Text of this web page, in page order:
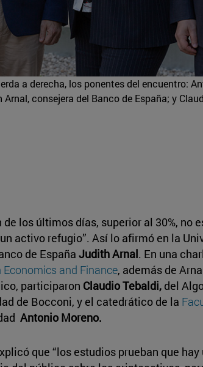
a derecha, los ponentes del encuentro:
consejera del Banco de España; y
los últimos días, superior al 30%, no
activo refugio”. Así lo afirmó en la
de España Judith Arnal. En una
Economics and Finance, además de
participaron Claudio Tebaldi, del
de Bocconi, y el catedrático de la
Antonio Moreno.
que “los estudios prueban que hay